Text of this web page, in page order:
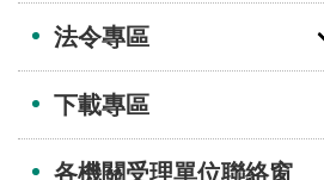
法令專區
下載專區
各機關受理單位聯絡窗